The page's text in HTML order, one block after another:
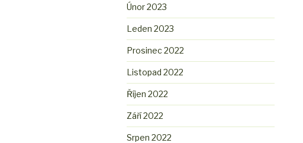
Únor 2023
Leden 2023
Prosinec 2022
Listopad 2022
Říjen 2022
Září 2022
Srpen 2022